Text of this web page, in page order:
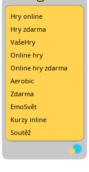
Hry online
Hry zdarma
VašeHry
Online hry
Online hry zdarma
Aerobic
Zdarma
EmoSvět
Kurzy inline
Soutěž